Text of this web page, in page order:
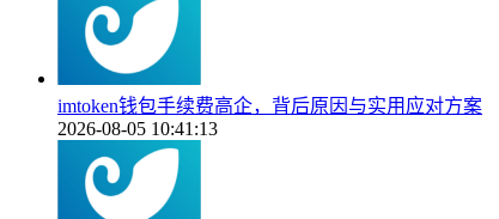
imtoken钱包手续费高企，背后原因与实用应对方案
2026-08-05 10:41:13